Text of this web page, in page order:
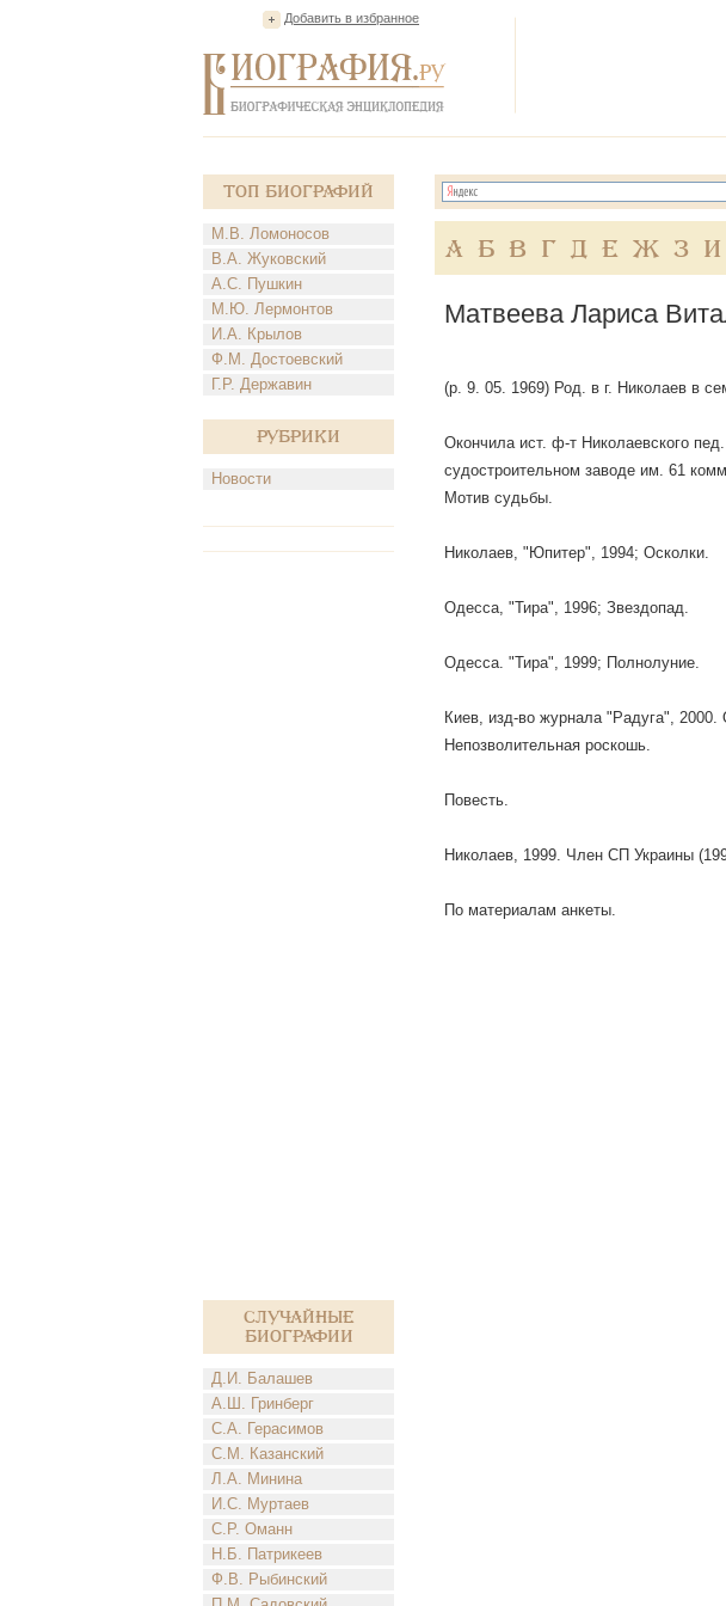
Добавить в избранное
Топ Биографий
М.В. Ломоносов
В.А. Жуковский
А.С. Пушкин
М.Ю. Лермонтов
И.А. Крылов
Ф.М. Достоевский
Г.Р. Державин
Рубрики
Новости
Случайные
биографии
Д.И. Балашев
А.Ш. Гринберг
С.А. Герасимов
С.М. Казанский
Л.А. Минина
И.С. Муртаев
С.Р. Оманн
Н.Б. Патрикеев
Ф.В. Рыбинский
А Б В Г Д Е Ж З И
Матвеева Лариса
(р. 9. 05. 1969) Род. в г. Николаев в
Окончила ист. ф-т Николаевского
судостроительном заводе им. 61
Мотив судьбы.
Николаев, "Юпитер", 1994; Осколки.
Одесса, "Тира", 1996; Звездопад.
Одесса. "Тира", 1999; Полнолуние.
Киев, изд-во журнала "Радуга",
Непозволительная роскошь.
Повесть.
Николаев, 1999. Член СП Украины
По материалам анкеты.